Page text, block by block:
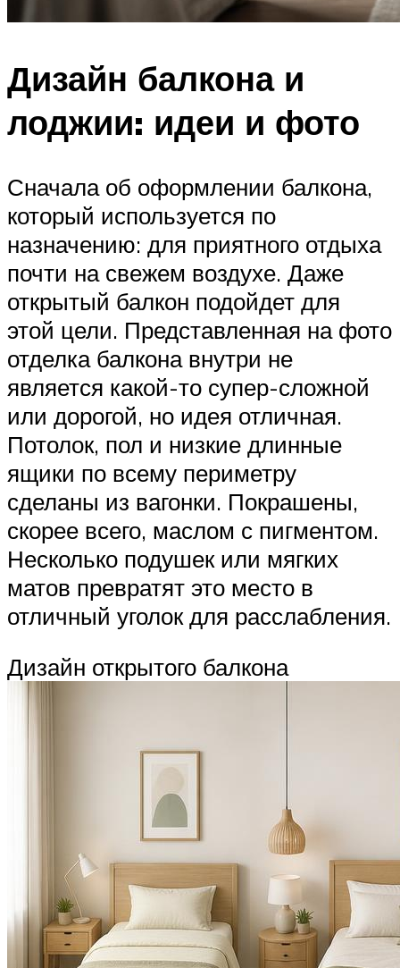
Дизайн балкона и
лоджии: идеи и фото
Сначала об оформлении балкона,
который используется по
назначению: для приятного отдыха
почти на свежем воздухе. Даже
открытый балкон подойдет для
этой цели. Представленная на фото
отделка балкона внутри не
является какой-то супер-сложной
или дорогой, но идея отличная.
Потолок, пол и низкие длинные
ящики по всему периметру
сделаны из вагонки. Покрашены,
скорее всего, маслом с пигментом.
Несколько подушек или мягких
матов превратят это место в
отличный уголок для расслабления.
Дизайн открытого балкона